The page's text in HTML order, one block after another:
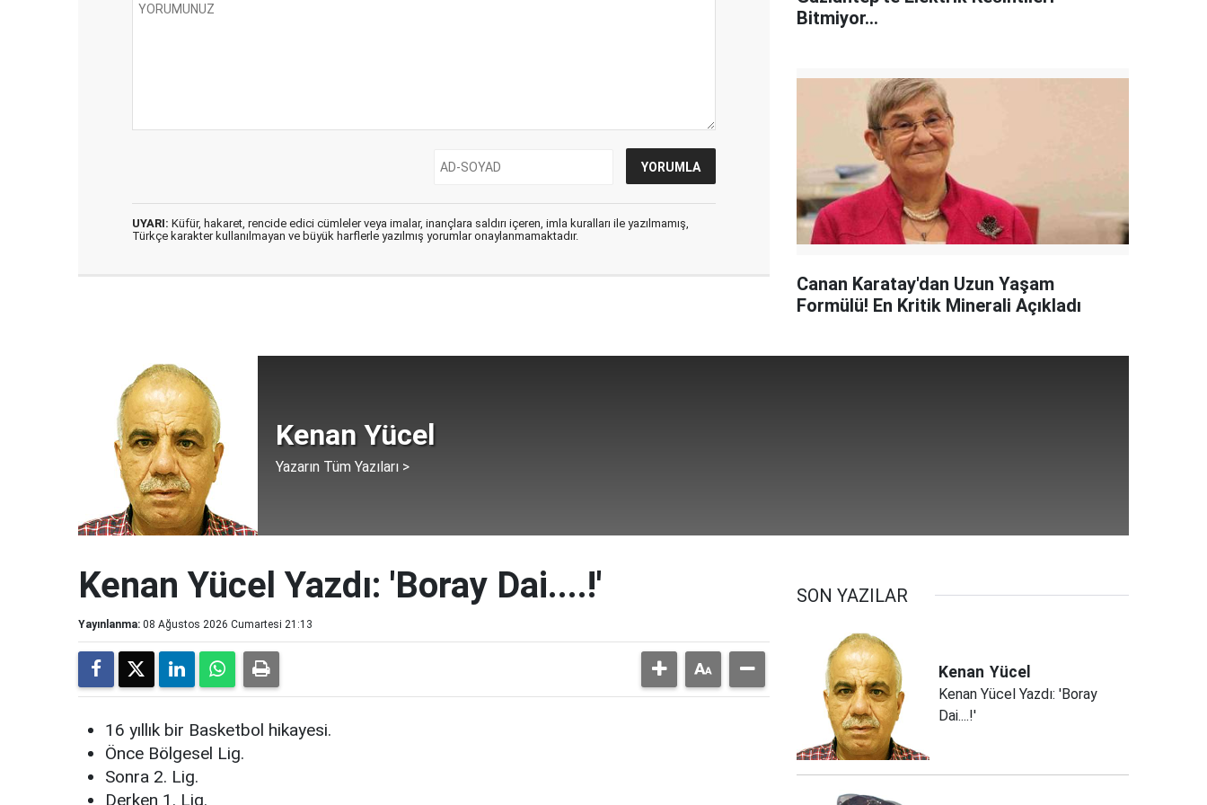
UYARI: Küfür, hakaret, rencide edici cümleler veya imalar, inançlara saldırı içeren, imla kuralları ile yazılmamış,
Türkçe karakter kullanılmayan ve büyük harflerle yazılmış yorumlar onaylanmamaktadır.
Bitmiyor...
Canan Karatay'dan Uzun Yaşam
Formülü! En Kritik Minerali Açıkladı
Kenan Yücel
Yazarın Tüm Yazıları >
Kenan Yücel Yazdı: 'Boray Dai....!'
Yayınlanma: 08 Ağustos 2026 Cumartesi 21:13
16 yıllık bir Basketbol hikayesi.
Önce Bölgesel Lig.
Sonra 2. Lig.
Derken 1. Lig.
SON YAZILAR
Kenan Yücel
Kenan Yücel Yazdı: 'Boray
Dai....!'